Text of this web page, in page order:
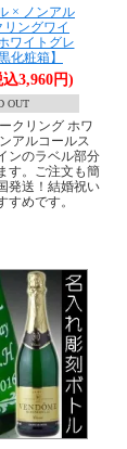
× ノンアル
リングワイ
ワイトグレ
化粧箱】
3,960円)
OUT
クリング ホワ
アルコールス
ンのラベル部分
す。ご注文も簡
発送！結婚祝い
すめです。